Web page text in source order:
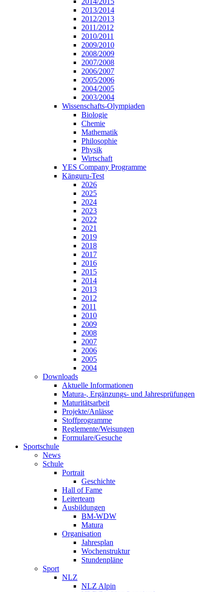
2013/2014
2012/2013
2011/2012
2010/2011
2009/2010
2008/2009
2007/2008
2006/2007
2005/2006
2004/2005
2003/2004
Wissenschafts-Olympiaden
Biologie
Chemie
Mathematik
Philosophie
Physik
Wirtschaft
YES Company Programme
Känguru-Test
2026
2025
2024
2023
2022
2021
2019
2018
2017
2016
2015
2014
2013
2012
2011
2010
2009
2008
2007
2006
2005
2004
Downloads
Aktuelle Informationen
Matura-, Ergänzungs- und Jahresprüfungen
Maturitätsarbeit
Projekte/Anlässe
Stoffprogramme
Reglemente/Weisungen
Formulare/Gesuche
Sportschule
News
Schule
Portrait
Geschichte
Hall of Fame
Leiterteam
Ausbildungen
BM-WDW
Matura
Organisation
Jahresplan
Wochenstruktur
Stundenpläne
Sport
NLZ
NLZ Alpin